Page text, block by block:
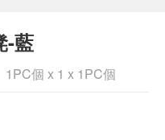
-藍
個 x 1 x 1PC個